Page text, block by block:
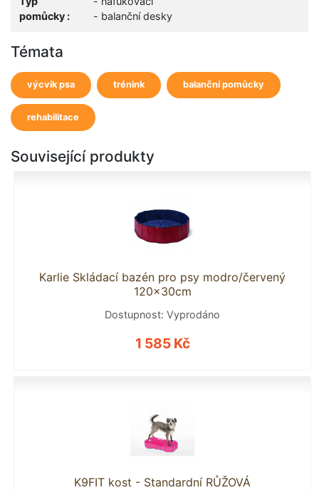
pomůcky :
- balanční desky
Témata
výcvik psa trénink balanční pomůcky
rehabilitace
Související produkty
Karlie Skládací bazén pro psy modro/červený
120x30cm
Dostupnost: Vyprodáno
1 585 Kč
K9FIT kost - Standardní RŮŽOVÁ